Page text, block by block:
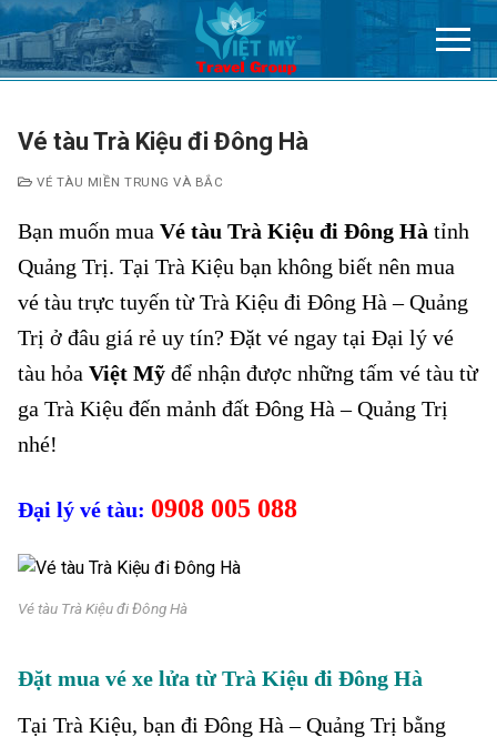
Chuyển
đến
nội
Vé tàu Trà Kiệu đi Đông Hà
VÉ TÀU MIỀN TRUNG VÀ BẮC
Bạn muốn mua Vé tàu Trà Kiệu đi Đông Hà tỉnh
Quảng Trị. Tại Trà Kiệu bạn không biết nên mua
vé tàu trực tuyến từ Trà Kiệu đi Đông Hà – Quảng
Trị ở đâu giá rẻ uy tín? Đặt vé ngay tại Đại lý vé
tàu hỏa Việt Mỹ để nhận được những tấm vé tàu từ
ga Trà Kiệu đến mảnh đất Đông Hà – Quảng Trị
nhé!
Đại lý vé tàu: 0908 005 088
Vé tàu Trà Kiệu đi Đông Hà
Đặt mua vé xe lửa từ Trà Kiệu đi Đông Hà
Tại Trà Kiệu, bạn đi Đông Hà – Quảng Trị bằng